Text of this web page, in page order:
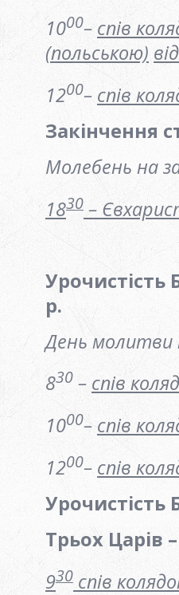
1000– спів
(польською)
1200– спів
Закінчення
Молебень на
1830 –
р.
День
830 – спів
1000– спів
1200– спів
Урочистість
Трьох Царів
930 спів